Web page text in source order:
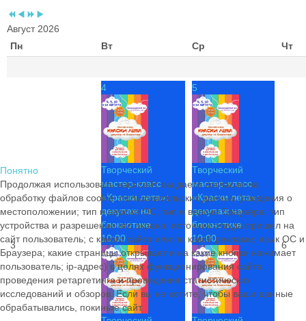
Август 2026
Пн
Вт Ср Чт
3
4
Творческий
мастер-класс
«Краски лета»:
декупаж на
блокнотике
10:00
5
Творческий
мастер-класс
«Краски лета»:
декупаж на
блокнотике
10:00
6
Понятно
Продолжая использовать наш сайт, вы даете согласие на
обработку файлов cookie, пользовательских данных (сведения о
местоположении; тип и версия ОС; тип и версия Браузера; тип
устройства и разрешение его экрана; источник откуда пришел на
сайт пользователь; с какого сайта или по какой рекламе; язык ОС и
Браузера; какие страницы открывает и на какие кнопки нажимает
пользователь; ip-адрес) в целях функционирования сайта,
проведения ретаргетинга и проведения статистических
исследований и обзоров. Если вы не хотите, чтобы ваши данные
обрабатывались, покиньте сайт.